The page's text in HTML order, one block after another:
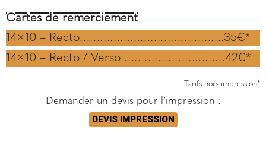
Cartes de remerciement
14×10 – Recto…………………………………….35€*
14×10 – Recto / Verso …………………………42€*
Tarifs hors impression*
Demander un devis pour l’impression :
DEVIS IMPRESSION